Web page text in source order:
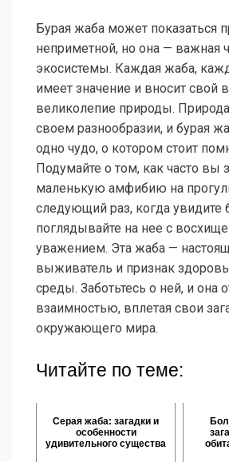
Бурая жаба может показаться
неприметной, но она — важная
экосистемы. Каждая жаба,
имеет значение и вносит свой
великолепие природы.
своем разнообразии, и бурая
одно чудо, о котором стоит
Подумайте о том, как часто вы
маленькую амфибию на
следующий раз, когда увидите
поглядывайте на нее с
уважением. Эта жаба —
выживатель и признак
среды. Заботьтесь о ней, и она
взаимностью, вплетая свои
окружающего мира.
Читайте по теме:
Серая жаба: загадки и
особенности
удивительного существа